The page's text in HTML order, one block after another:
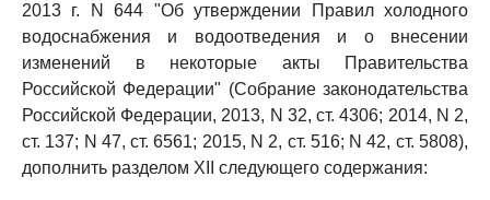
2013 г. N 644 "Об утверждении Правил холодного
водоснабжения и водоотведения и о внесении
изменений в некоторые акты Правительства
Российской Федерации" (Собрание законодательства
Российской Федерации, 2013, N 32, ст. 4306; 2014, N 2,
ст. 137; N 47, ст. 6561; 2015, N 2, ст. 516; N 42, ст. 5808),
дополнить разделом XII следующего содержания: